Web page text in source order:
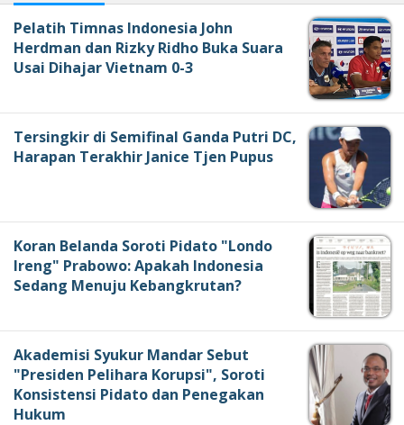
Pelatih Timnas Indonesia John
Herdman dan Rizky Ridho Buka Suara
Usai Dihajar Vietnam 0-3
Tersingkir di Semifinal Ganda Putri DC,
Harapan Terakhir Janice Tjen Pupus
Koran Belanda Soroti Pidato "Londo
Ireng" Prabowo: Apakah Indonesia
Sedang Menuju Kebangkrutan?
Akademisi Syukur Mandar Sebut
"Presiden Pelihara Korupsi", Soroti
Konsistensi Pidato dan Penegakan
Hukum